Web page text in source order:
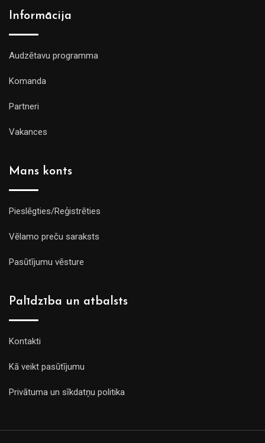
Informācija
Audzētavu programma
Komanda
Partneri
Vakances
Mans konts
Pieslēgties/Reģistrēties
Vēlamo preču saraksts
Pasūtījumu vēsture
Palīdzība un atbalsts
Kontakti
Kā veikt pasūtījumu
Privātuma un sīkdatņu politika